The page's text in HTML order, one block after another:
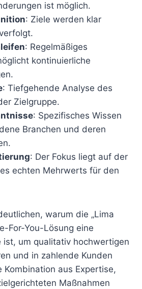
ist möglich.
: Ziele werden klar
: Regelmäßiges
kontinuierliche
: Tiefgehende Analyse des
Zielgruppe.
: Spezifisches Wissen
Branchen und deren
: Der Fokus liegt auf der
echten Mehrwerts für den
warum die „Lima
For-You-Lösung eine
um qualitativ hochwertigen
und in zahlende Kunden
Kombination aus Expertise,
Maßnahmen